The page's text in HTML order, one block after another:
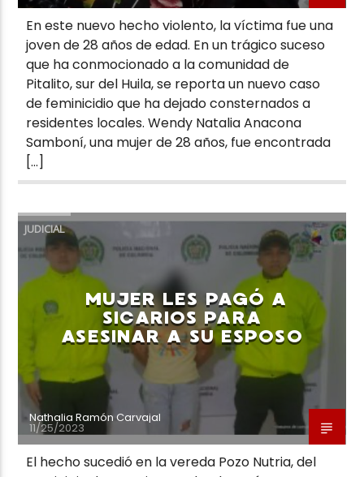
En este nuevo hecho violento, la víctima fue una
joven de 28 años de edad. En un trágico suceso
que ha conmocionado a la comunidad de
Pitalito, sur del Huila, se reporta un nuevo caso
de feminicidio que ha dejado consternados a
residentes locales. Wendy Natalia Anacona
Samboní, una mujer de 28 años, fue encontrada
[…]
JUDICIAL
MUJER LES PAGÓ A
SICARIOS PARA
ASESINAR A SU ESPOSO
Nathalia Ramón Carvajal
11/25/2023
El hecho sucedió en la vereda Pozo Nutria, del